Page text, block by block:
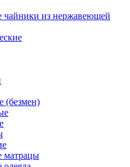
чайники из нержавеющей
(безмен)
матрацы